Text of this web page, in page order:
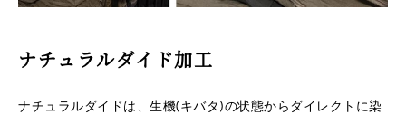
ナチュラルダイド加工
ナチュラルダイドは、生機(キバタ)の状態からダイレクトに染